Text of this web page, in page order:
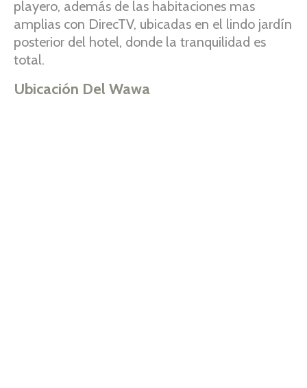
playero, además de las habitaciones mas
amplias con DirecTV, ubicadas en el lindo jardín
posterior del hotel, donde la tranquilidad es
total.
Ubicación Del Wawa